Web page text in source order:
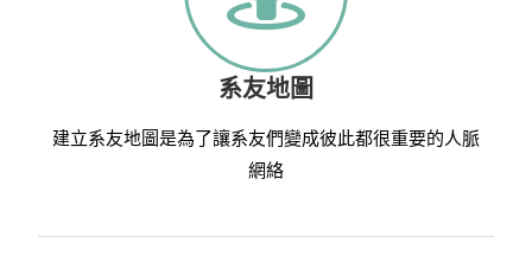
系友地圖
建立系友地圖是為了讓系友們變成彼此都很重要的人脈
網絡